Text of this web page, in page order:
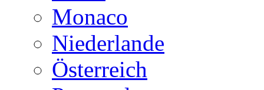
Monaco
Niederlande
Österreich